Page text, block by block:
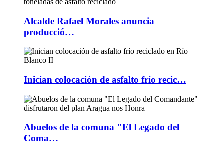
Alcalde Rafael Morales anuncia
producció…
Inician colocación de asfalto frío recic…
Abuelos de la comuna "El Legado del
Coma…